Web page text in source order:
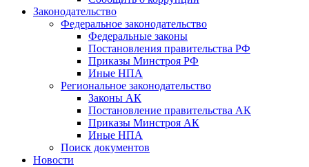
Законодательство
Федеральное законодательство
Федеральные законы
Постановления правительства РФ
Приказы Минстроя РФ
Иные НПА
Региональное законодательство
Законы АК
Постановление правительства АК
Приказы Минстроя АК
Иные НПА
Поиск документов
Новости